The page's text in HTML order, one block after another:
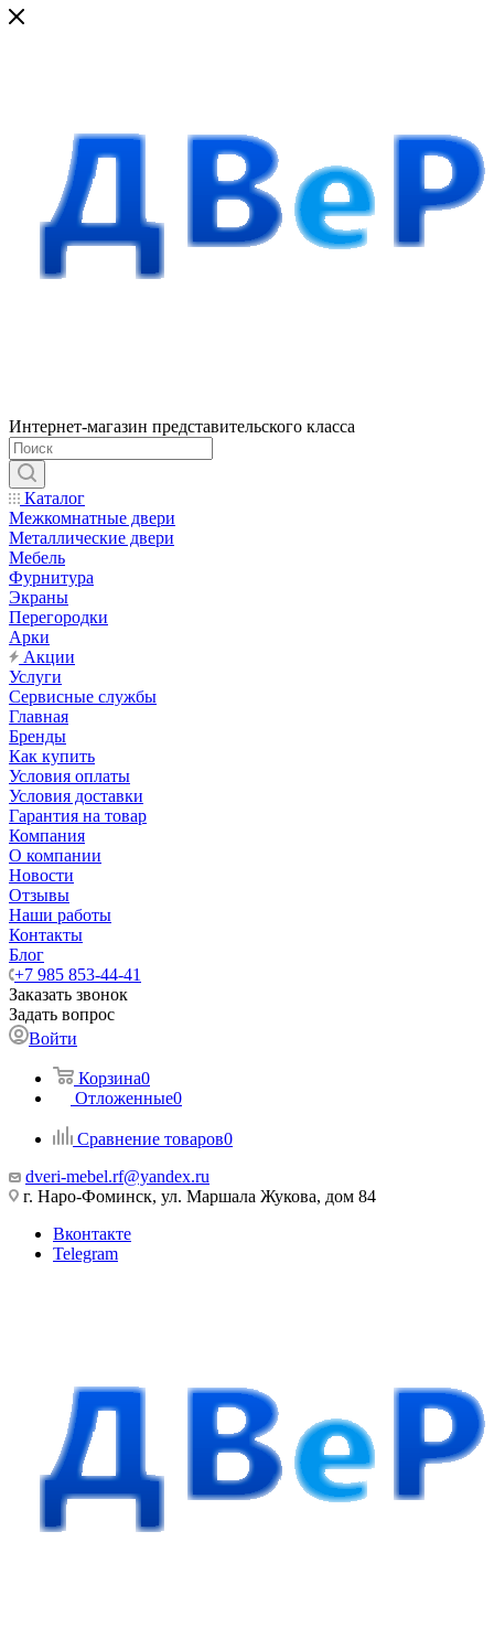
Интернет-магазин представительского класса
Каталог
Межкомнатные двери
Металлические двери
Мебель
Фурнитура
Экраны
Перегородки
Арки
Акции
Услуги
Сервисные службы
Главная
Бренды
Как купить
Условия оплаты
Условия доставки
Гарантия на товар
Компания
О компании
Новости
Отзывы
Наши работы
Контакты
Блог
+7 985 853-44-41
Заказать звонок
Задать вопрос
Войти
Корзина0
Отложенные0
Сравнение товаров0
dveri-mebel.rf@yandex.ru
г. Наро-Фоминск, ул. Маршала Жукова, дом 84
Вконтакте
Telegram